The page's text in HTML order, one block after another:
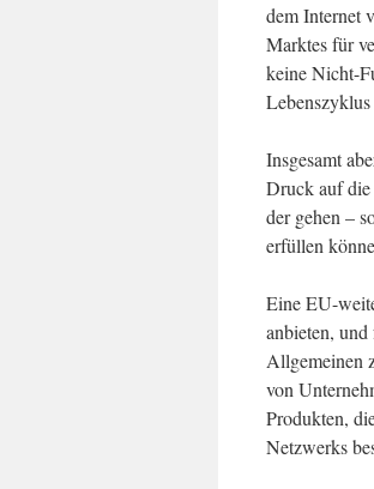
dem Internet
Marktes für
keine Nicht-
Insgesamt
Druck auf die
der gehen –
erfüllen
Eine EU-
anbieten,
Allgemeinen
von
Produkten,
Netzwerks